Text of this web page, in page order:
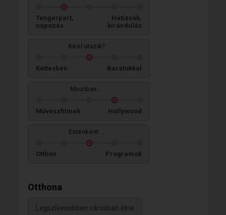
Tengerpart,
napozás
Hátizsák,
kirándulás
Kivel utazik?
Kettesben Barátokkal
Moziban...
Művészfilmek Hollywood
Esténként...
Otthon Programok
Otthona
Legszívesebben városban élne